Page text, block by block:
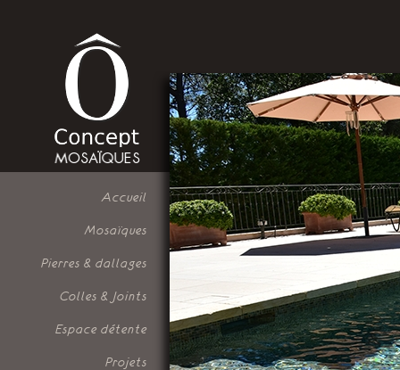
Accueil
Mosaïques
Pierres & dallages
Colles & Joints
Espace détente
Projets